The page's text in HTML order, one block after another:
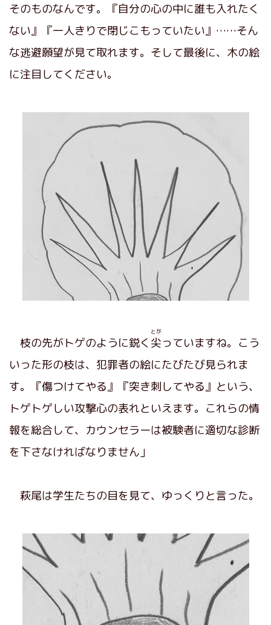
そのものなんです。『自分の心の中に誰も入れたく
ない』『一人きりで閉じこもっていたい』……そん
な逃避願望が見て取れます。そして最後に、木の絵
に注目してください。
枝の先がトゲのように鋭く 尖
とが
っていますね。こう
いった形の枝は、犯罪者の絵にたびたび見られま
す。『傷つけてやる』『突き刺してやる』という、
トゲトゲしい攻撃心の表れといえます。これらの情
報を総合して、カウンセラーは被験者に適切な診断
を下さなければなりません」
萩尾は学生たちの目を見て、ゆっくりと言った。